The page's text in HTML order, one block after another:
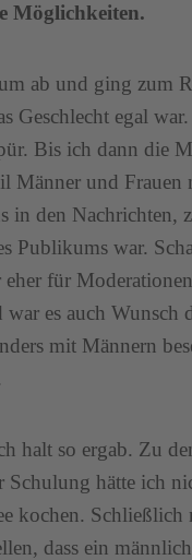
Möglichkeiten.
ab und ging zum
Geschlecht egal
Bis ich dann die
Männer und Frauen
in den Nachrichten,
Publikums war.
für
es auch Wunsch
mit Männern
halt so ergab. Zu
Schulung hätte ich
kochen. Schließlich
dass ein